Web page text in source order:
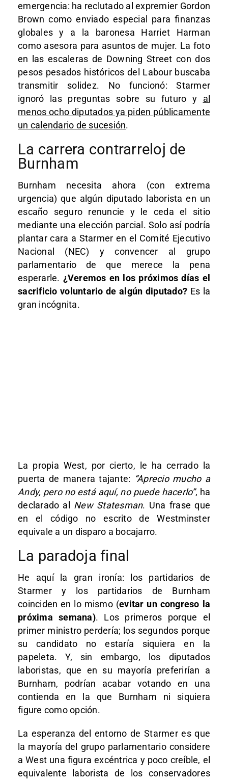
emergencia: ha reclutado al expremier Gordon
Brown como enviado especial para finanzas
globales y a la baronesa Harriet Harman
como asesora para asuntos de mujer. La foto
en las escaleras de Downing Street con dos
pesos pesados históricos del Labour buscaba
transmitir solidez. No funcionó: Starmer
ignoró las preguntas sobre su futuro y al
menos ocho diputados ya piden públicamente
un calendario de sucesión.
La carrera contrarreloj de
Burnham
Burnham necesita ahora (con extrema
urgencia) que algún diputado laborista en un
escaño seguro renuncie y le ceda el sitio
mediante una elección parcial. Solo así podría
plantar cara a Starmer en el Comité Ejecutivo
Nacional (NEC) y convencer al grupo
parlamentario de que merece la pena
esperarle. ¿Veremos en los próximos días el
sacrificio voluntario de algún diputado? Es la
gran incógnita.
La propia West, por cierto, le ha cerrado la
puerta de manera tajante: “Aprecio mucho a
Andy, pero no está aquí, no puede hacerlo”, ha
declarado al New Statesman. Una frase que
en el código no escrito de Westminster
equivale a un disparo a bocajarro.
La paradoja final
He aquí la gran ironía: los partidarios de
Starmer y los partidarios de Burnham
coinciden en lo mismo (evitar un congreso la
próxima semana). Los primeros porque el
primer ministro perdería; los segundos porque
su candidato no estaría siquiera en la
papeleta. Y, sin embargo, los diputados
laboristas, que en su mayoría preferirían a
Burnham, podrían acabar votando en una
contienda en la que Burnham ni siquiera
figure como opción.
La esperanza del entorno de Starmer es que
la mayoría del grupo parlamentario considere
a West una figura excéntrica y poco creíble, el
equivalente laborista de los conservadores